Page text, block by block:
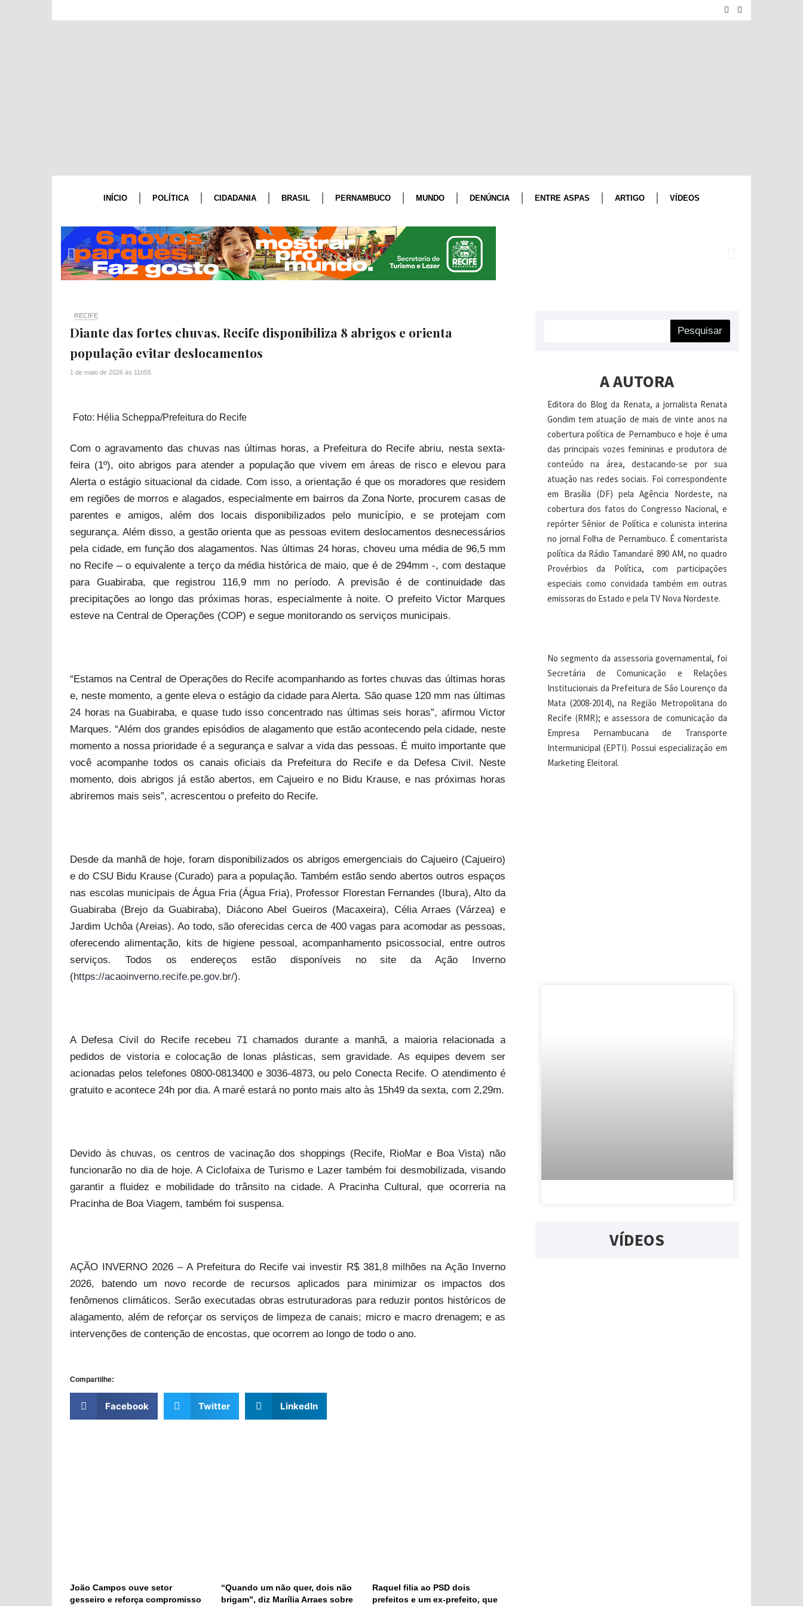
INÍCIO POLÍTICA CIDADANIA BRASIL PERNAMBUCO MUNDO DENÚNCIA ENTRE ASPAS ARTIGO VÍDEOS
RECIFE
Diante das fortes chuvas, Recife disponibiliza 8 abrigos e orienta
população evitar deslocamentos
1 de maio de 2026 às 11h55
Foto: Hélia Scheppa/Prefeitura do Recife
Com o agravamento das chuvas nas últimas horas, a Prefeitura do Recife abriu, nesta sexta-
feira (1º), oito abrigos para atender a população que vivem em áreas de risco e elevou para
Alerta o estágio situacional da cidade. Com isso, a orientação é que os moradores que residem
em regiões de morros e alagados, especialmente em bairros da Zona Norte, procurem casas de
parentes e amigos, além dos locais disponibilizados pelo município, e se protejam com
segurança. Além disso, a gestão orienta que as pessoas evitem deslocamentos desnecessários
pela cidade, em função dos alagamentos. Nas últimas 24 horas, choveu uma média de 96,5 mm
no Recife – o equivalente a terço da média histórica de maio, que é de 294mm -, com destaque
para Guabiraba, que registrou 116,9 mm no período. A previsão é de continuidade das
precipitações ao longo das próximas horas, especialmente à noite. O prefeito Victor Marques
esteve na Central de Operações (COP) e segue monitorando os serviços municipais.
“Estamos na Central de Operações do Recife acompanhando as fortes chuvas das últimas horas
e, neste momento, a gente eleva o estágio da cidade para Alerta. São quase 120 mm nas últimas
24 horas na Guabiraba, e quase tudo isso concentrado nas últimas seis horas”, afirmou Victor
Marques. “Além dos grandes episódios de alagamento que estão acontecendo pela cidade, neste
momento a nossa prioridade é a segurança e salvar a vida das pessoas. É muito importante que
você acompanhe todos os canais oficiais da Prefeitura do Recife e da Defesa Civil. Neste
momento, dois abrigos já estão abertos, em Cajueiro e no Bidu Krause, e nas próximas horas
abriremos mais seis”, acrescentou o prefeito do Recife.
Desde da manhã de hoje, foram disponibilizados os abrigos emergenciais do Cajueiro (Cajueiro)
e do CSU Bidu Krause (Curado) para a população. Também estão sendo abertos outros espaços
nas escolas municipais de Água Fria (Água Fria), Professor Florestan Fernandes (Ibura), Alto da
Guabiraba (Brejo da Guabiraba), Diácono Abel Gueiros (Macaxeira), Célia Arraes (Várzea) e
Jardim Uchôa (Areias). Ao todo, são oferecidas cerca de 400 vagas para acomodar as pessoas,
oferecendo alimentação, kits de higiene pessoal, acompanhamento psicossocial, entre outros
serviços. Todos os endereços estão disponíveis no site da Ação Inverno
(https://acaoinverno.recife.pe.gov.br/).
A Defesa Civil do Recife recebeu 71 chamados durante a manhã, a maioria relacionada a
pedidos de vistoria e colocação de lonas plásticas, sem gravidade. As equipes devem ser
acionadas pelos telefones 0800-0813400 e 3036-4873, ou pelo Conecta Recife. O atendimento é
gratuito e acontece 24h por dia. A maré estará no ponto mais alto às 15h49 da sexta, com 2,29m.
Devido às chuvas, os centros de vacinação dos shoppings (Recife, RioMar e Boa Vista) não
funcionarão no dia de hoje. A Ciclofaixa de Turismo e Lazer também foi desmobilizada, visando
garantir a fluidez e mobilidade do trânsito na cidade. A Pracinha Cultural, que ocorreria na
Pracinha de Boa Viagem, também foi suspensa.
AÇÃO INVERNO 2026 – A Prefeitura do Recife vai investir R$ 381,8 milhões na Ação Inverno
2026, batendo um novo recorde de recursos aplicados para minimizar os impactos dos
fenômenos climáticos. Serão executadas obras estruturadoras para reduzir pontos históricos de
alagamento, além de reforçar os serviços de limpeza de canais; micro e macro drenagem; e as
intervenções de contenção de encostas, que ocorrem ao longo de todo o ano.
Compartilhe:
Facebook Twitter LinkedIn
João Campos ouve setor
gesseiro e reforça compromisso
“Quando um não quer, dois não
brigam”, diz Marília Arraes sobre
Raquel filia ao PSD dois
prefeitos e um ex-prefeito, que
Pesquisar
A AUTORA
Editora do Blog da Renata, a jornalista Renata
Gondim tem atuação de mais de vinte anos na
cobertura política de Pernambuco e hoje é uma
das principais vozes femininas e produtora de
conteúdo na área, destacando-se por sua
atuação nas redes sociais. Foi correspondente
em Brasília (DF) pela Agência Nordeste, na
cobertura dos fatos do Congresso Nacional, e
repórter Sênior de Política e colunista interina
no jornal Folha de Pernambuco. É comentarista
política da Rádio Tamandaré 890 AM, no quadro
Provérbios da Política, com participações
especiais como convidada também em outras
emissoras do Estado e pela TV Nova Nordeste.
No segmento da assessoria governamental, foi
Secretária de Comunicação e Relações
Institucionais da Prefeitura de São Lourenço da
Mata (2008-2014), na Região Metropolitana do
Recife (RMR); e assessora de comunicação da
Empresa Pernambucana de Transporte
Intermunicipal (EPTI). Possui especialização em
Marketing Eleitoral.
VÍDEOS